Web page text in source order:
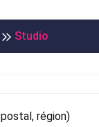
Studio